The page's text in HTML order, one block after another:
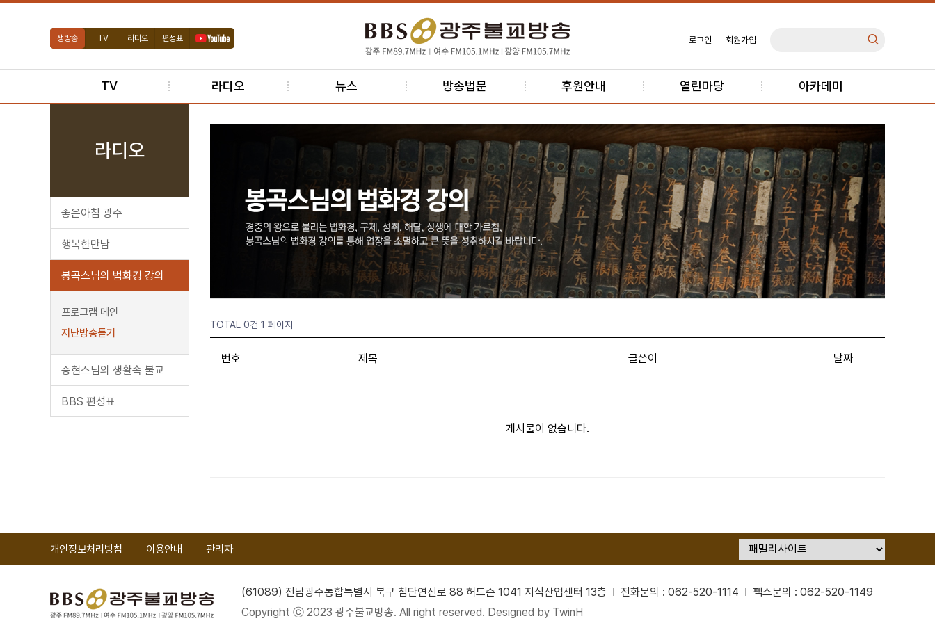
생방송 TV 라디오 편성표 로그인 회원가입
TV 라디오 뉴스 방송법문 후원안내 열린마당 아카데미
라디오
좋은아침 광주
행복한만남
봉곡스님의 법화경 강의
프로그램 메인
지난방송듣기
중현스님의 생활속 불교
BBS 편성표
TOTAL 0건 1 페이지
번호 제목 글쓴이 날짜
게시물이 없습니다.
개인정보처리방침 이용안내 관리자
(61089) 전남광주통합특별시 북구 첨단연신로 88 허드슨 1041 지식산업센터 13층 전화문의 : 062-520-1114
팩스문의 : 062-520-1149
Copyright ⓒ 2023 광주불교방송. All right reserved. Designed by TwinH